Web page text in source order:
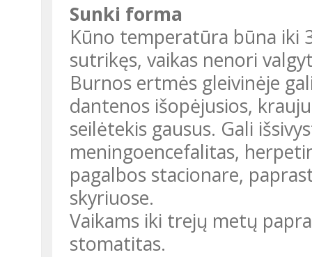
Sunki forma
Kūno temperatūra būna iki
sutrikęs, vaikas nenori
Burnos ertmės gleivinėje
dantenos išopėjusios,
seilėtekis gausus. Gali
meningoencefalitas,
pagalbos stacionare,
skyriuose.
Vaikams iki trejų metų
stomatitas.